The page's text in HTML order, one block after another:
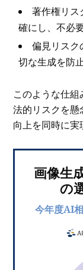
著作権リス
確にし、不必
偏見リスク
切な生成を防
このような仕
法的リスクを
向上を同時に実
画像生
の
今年度AI